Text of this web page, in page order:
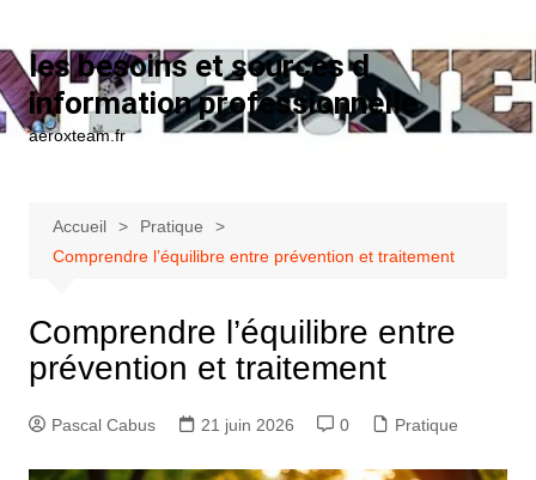
les besoins et sources d
information professionnelle
aeroxteam.fr
Accueil
Pratique
Comprendre l’équilibre entre prévention et traitement
Comprendre l’équilibre entre
prévention et traitement
Pascal Cabus 21 juin 2026 0 Pratique